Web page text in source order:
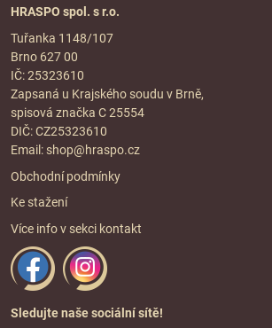
HRASPO spol. s r.o.
Tuřanka 1148/107
Brno 627 00
IČ: 25323610
Zapsaná u Krajského soudu v Brně,
spisová značka C 25554
DIČ: CZ25323610
Email: shop@hraspo.cz
Obchodní podmínky
Ke stažení
Více info v sekci kontakt
Sledujte naše sociální sítě!